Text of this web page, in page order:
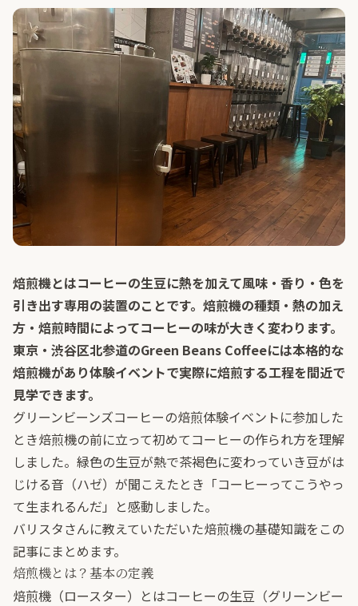
焙煎機とはコーヒーの生豆に熱を加えて風味・香り・色を
引き出す専用の装置のことです。焙煎機の種類・熱の加え
方・焙煎時間によってコーヒーの味が大きく変わります。
東京・渋谷区北参道のGreen Beans Coffeeには本格的な
焙煎機があり体験イベントで実際に焙煎する工程を間近で
見学できます。
グリーンビーンズコーヒーの焙煎体験イベントに参加した
とき焙煎機の前に立って初めてコーヒーの作られ方を理解
しました。緑色の生豆が熱で茶褐色に変わっていき豆がは
じける音（ハゼ）が聞こえたとき「コーヒーってこうやっ
て生まれるんだ」と感動しました。
バリスタさんに教えていただいた焙煎機の基礎知識をこの
記事にまとめます。
焙煎機とは？基本の定義
焙煎機（ロースター）とはコーヒーの生豆（グリーンビー